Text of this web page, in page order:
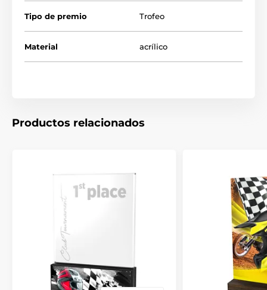
Trofeos de automovilismo
Tipo de premio Trofeo
Material acrílico
Productos relacionados